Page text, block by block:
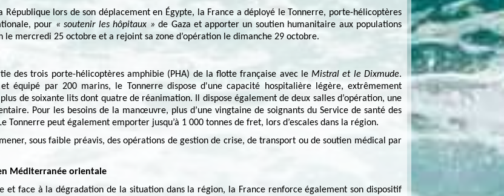
République lors de son déplacement en Égypte, la France a déployé le Tonnerre, porte-hélicoptères
pour « soutenir les hôpitaux » de Gaza et apporter un soutien humanitaire aux populations
mercredi 25 octobre et a rejoint sa zone d’opération le dimanche 29 octobre.
des trois porte-hélicoptères amphibie (PHA) de la flotte française avec leMistral et le Dixmude.
équipé par 200 marins, le Tonnerre dispose d'une capacité hospitalière légère, extrêmement
de soixante lits dont quatre de réanimation. Il dispose également de deux salles d’opération, une
Pour les besoins de la manœuvre, plus d’une vingtaine de soignants du Service de santé des
Tonnerre peut également emporter jusqu’à 1 000 tonnes de fret, lors d’escales dans la région.
sous faible préavis, des opérations de gestion de crise, de transport ou de soutien médical par
Méditerranée orientale
et face à la dégradation de la situation dans la région, la France renforce également son dispositif